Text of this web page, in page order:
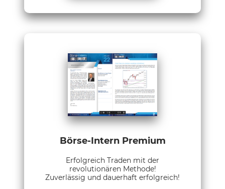
Börse-Intern Premium
Erfolgreich Traden mit der
revolutionären Methode!
Zuverlässig und dauerhaft erfolgreich!